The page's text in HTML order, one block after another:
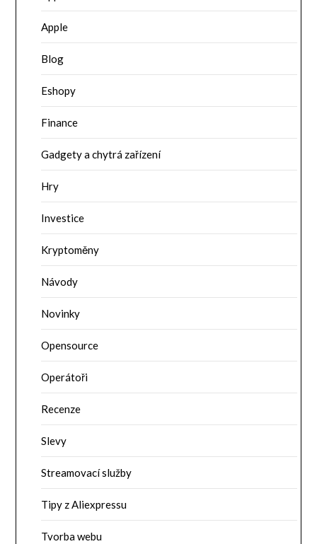
Apple
Blog
Eshopy
Finance
Gadgety a chytrá zařízení
Hry
Investice
Kryptoměny
Návody
Novinky
Opensource
Operátoři
Recenze
Slevy
Streamovací služby
Tipy z Aliexpressu
Tvorba webu